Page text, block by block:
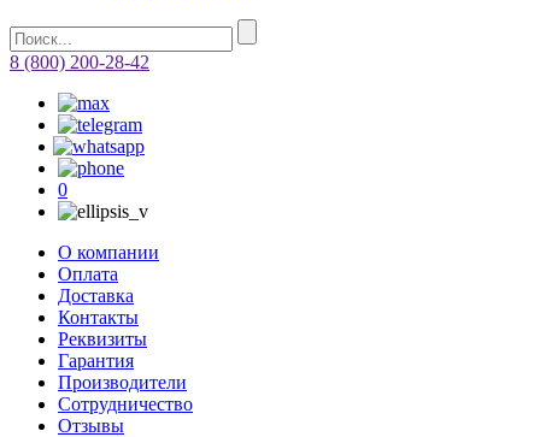
8 (800) 200-28-42
0
О компании
Оплата
Доставка
Контакты
Реквизиты
Гарантия
Производители
Сотрудничество
Отзывы